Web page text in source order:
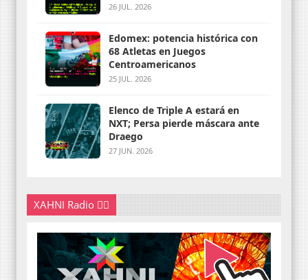
26 JUL. 2026
Edomex: potencia histórica con
68 Atletas en Juegos
Centroamericanos
25 JUL. 2026
Elenco de Triple A estará en
NXT; Persa pierde máscara ante
Draego
27 JUN. 2026
XAHNI Radio 👇🏽